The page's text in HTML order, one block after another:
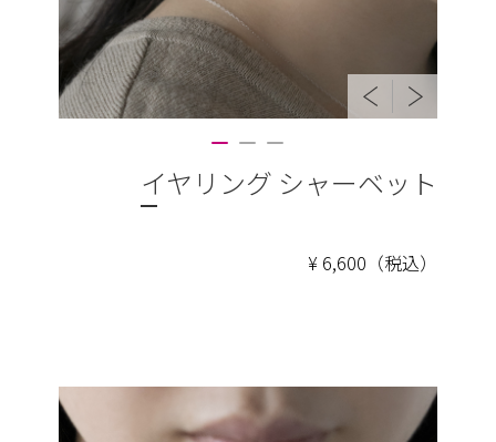
イヤリング シャーベット
¥ 6,600（税込）